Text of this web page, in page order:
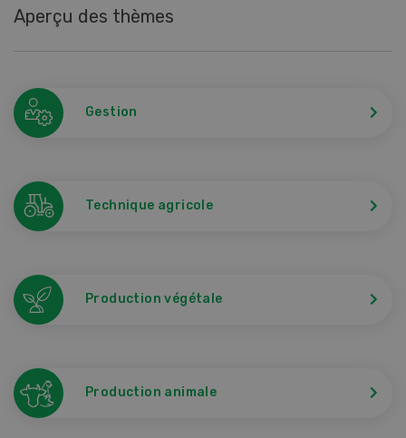
Aperçu des thèmes
Gestion
Technique agricole
Production végétale
Production animale